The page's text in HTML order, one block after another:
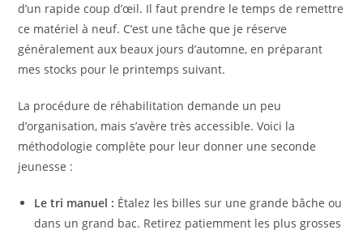
d’un rapide coup d’œil. Il faut prendre le temps de remettre
ce matériel à neuf. C’est une tâche que je réserve
généralement aux beaux jours d’automne, en préparant
mes stocks pour le printemps suivant.
La procédure de réhabilitation demande un peu
d’organisation, mais s’avère très accessible. Voici la
méthodologie complète pour leur donner une seconde
jeunesse :
Le tri manuel : Étalez les billes sur une grande bâche ou
dans un grand bac. Retirez patiemment les plus grosses